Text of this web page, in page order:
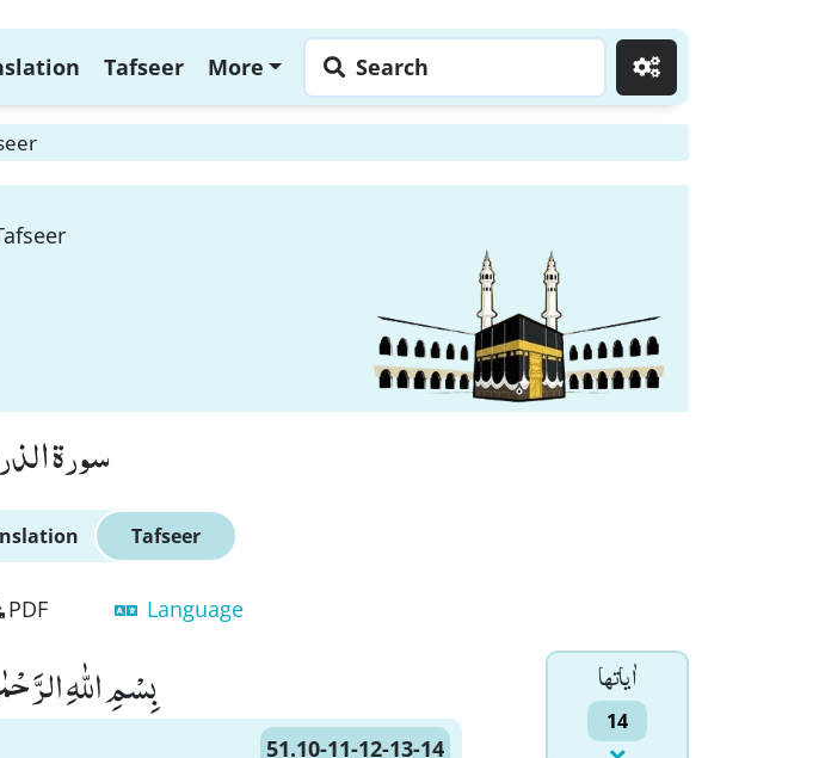
Tafseer More Search
سورة
Tafseer
PDF Language
اٰياتها
14
بِسْمِ اللّٰهِ
51.10-11-12-13-14